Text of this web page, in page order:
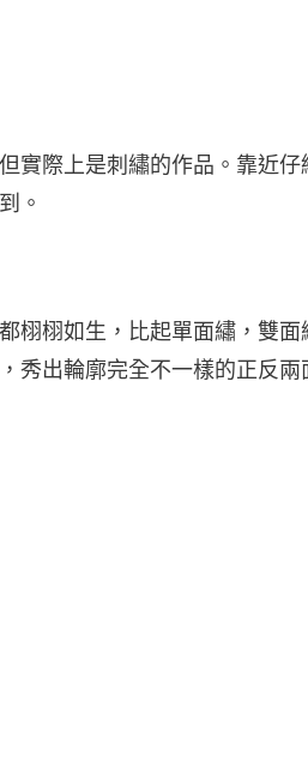
實際上是刺繡的作品。靠近
。
栩栩如生，比起單面繡，雙
秀出輪廓完全不一樣的正反兩